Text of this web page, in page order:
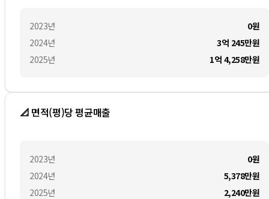
2023년
2024년
2025년
0원
3억 245만원
1억 4,258만원
📐 면적(평)당 평균매출
2023년
2024년
2025년
0원
5,378만원
2,240만원